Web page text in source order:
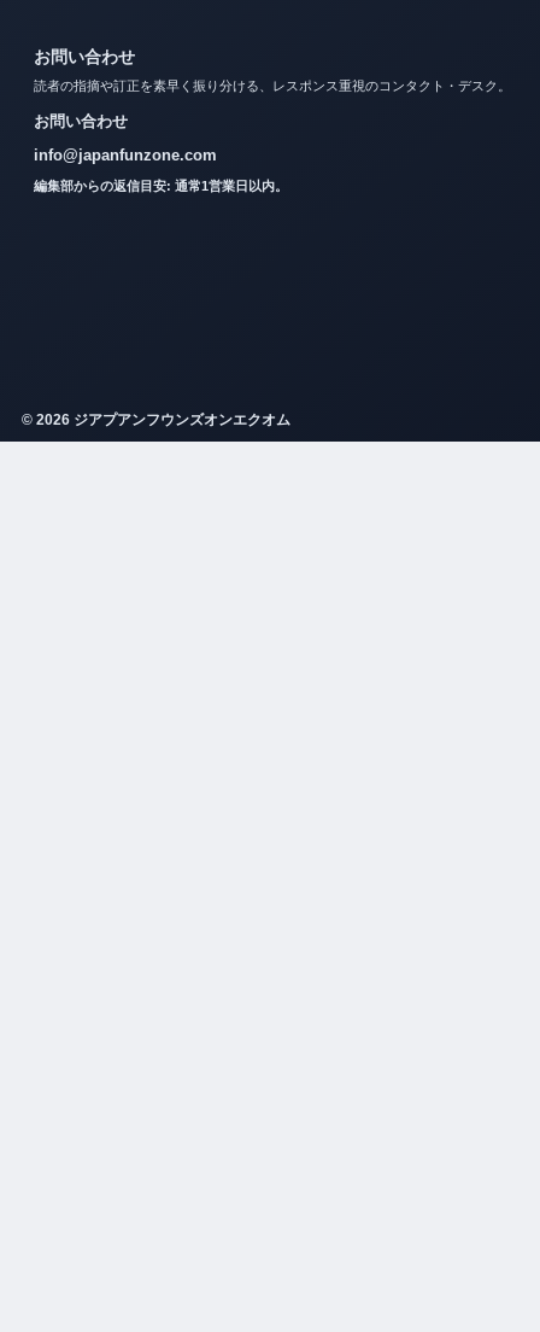
お問い合わせ
読者の指摘や訂正を素早く振り分ける、レスポンス重視のコンタクト・デスク。
お問い合わせ
info@japanfunzone.com
編集部からの返信目安: 通常1営業日以内。
© 2026 ジアプアンフウンズオンエクオム